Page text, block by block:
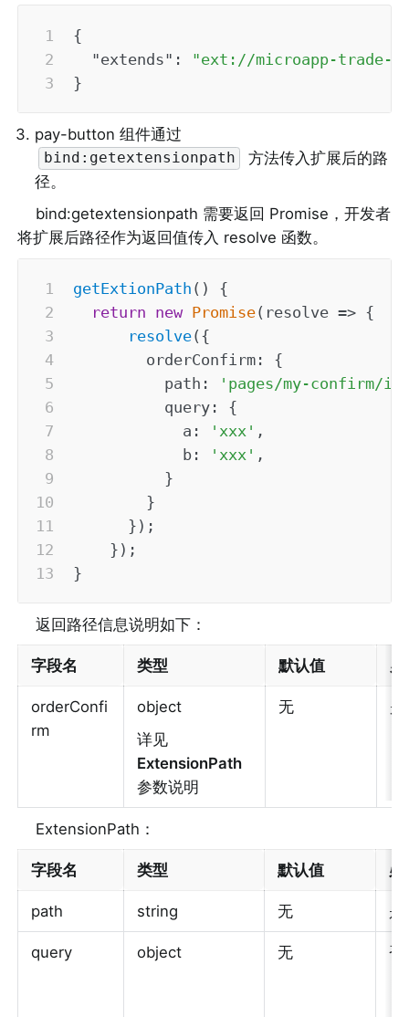
{
"extends" :
"ext://microapp-trade-
}
3.
bind:getextensionpath
方法传入扩展后的路
径。
bind:getextensionpath 需要返回 Promise，开发者
将扩展后路径作为返回值传入 resolve 函数。
getExtionPath ( )
{
return new Promise( resolve => {
resolve( {
orderConfirm :
{
path :
'pages/my-confirm/
query :
{
a : 'xxx' ,
b : 'xxx' ,
}
}
} ) ;
} ) ;
}
返回路径信息说明如下：
字段名 类型 默认值
orderConfi
rm
object
ExtensionPath
参数说明
无 是
ExtensionPath：
字段名 类型 默认值 必
path string 无 是
query object 无 否